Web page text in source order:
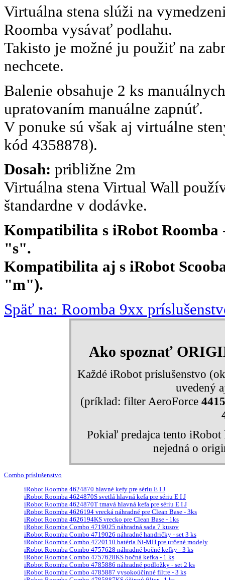
Virtuálna stena slúži na
Roomba vysávať podlahu.
Takisto je možné ju použiť na
nechcete.
Balenie obsahuje 2 ks
upratovaním manuálne zapnúť.
V ponuke sú však aj virtuálne
kód 4358878).
Dosah: približne 2m
Virtuálna stena Virtual Wall
štandardne v dodávke.
Kompatibilita s iRobot Roomba
"s".
Kompatibilita aj s iRobot
"m").
Späť na: Roomba 9xx
Ako spoznať
Každé iRobot príslušenstvo
uvedený
(príklad: filter AeroForce
Pokiaľ predajca tento
nejedná o
Combo príslušenstvo
iRobot Roomba 4624870 hlavné kefy pre sériu E I J
iRobot Roomba 4624870S svetlá hlavná kefa pre sériu E I J
iRobot Roomba 4624870T tmavá hlavná kefa pre sériu E I J
iRobot Roomba 4626194 vrecká náhradné pre Clean Base - 3ks
iRobot Roomba 4626194KS vrecko pre Clean Base - 1ks
iRobot Roomba Combo 4719025 náhradná sada 7 kusov
iRobot Roomba Combo 4719026 náhradné handričky - set 3 ks
iRobot Roomba Combo 4720110 batéria Ni-MH pre určené modely
iRobot Roomba Combo 4757628 náhradné bočné kefky - 3 ks
iRobot Roomba Combo 4757628KS bočná kefka - 1 ks
iRobot Roomba Combo 4785886 náhradné podložky - set 2 ks
iRobot Roomba Combo 4785887 vysokoúčinné filtre - 3 ks